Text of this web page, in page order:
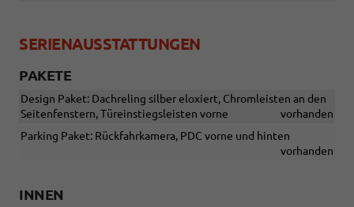
SERIENAUSSTATTUNGEN
PAKETE
Design Paket: Dachreling silber eloxiert, Chromleisten an den
Seitenfenstern, Türeinstiegsleisten vorne
vorhanden
Parking Paket: Rückfahrkamera, PDC vorne und hinten
vorhanden
INNEN